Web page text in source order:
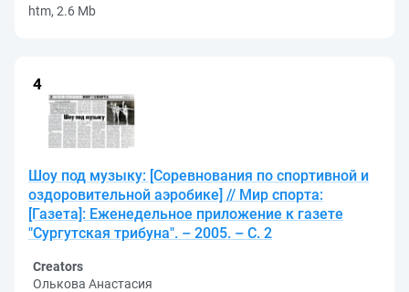
htm, 2.6 Mb
Шоу под музыку: [Соревнования по спортивной и
оздоровительной аэробике] // Мир спорта:
[Газета]: Еженедельное приложение к газете
"Сургутская трибуна". – 2005. – С. 2
Creators
Олькова Анастасия